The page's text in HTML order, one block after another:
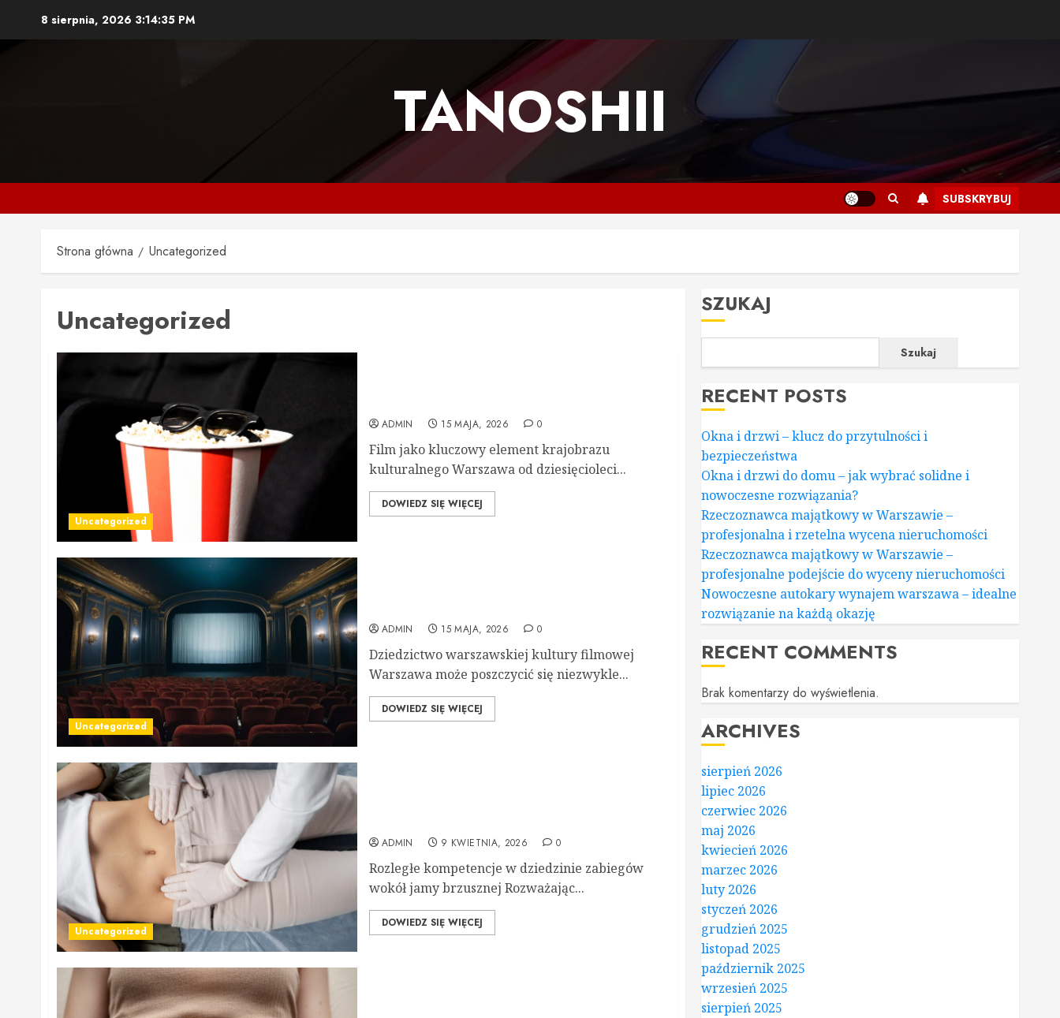
8 sierpnia, 2026 3:14:36 PM
TANOSHII
SUBSKRYBUJ
Strona główna Uncategorized
Uncategorized
Uncategorized
ADMIN 15 MAJA, 2026 0
Film jako kluczowy element krajobrazu
kulturalnego Warszawa od dziesięcioleci...
DOWIEDZ SIĘ WIĘCEJ
Uncategorized
ADMIN 15 MAJA, 2026 0
Dziedzictwo warszawskiej kultury filmowej
Warszawa może poszczycić się niezwykle...
DOWIEDZ SIĘ WIĘCEJ
Uncategorized
ADMIN 9 KWIETNIA, 2026 0
Rozległe kompetencje w dziedzinie zabiegów
wokół jamy brzusznej Rozważając...
DOWIEDZ SIĘ WIĘCEJ
SZUKAJ
Szukaj
RECENT POSTS
Okna i drzwi – klucz do przytulności i
bezpieczeństwa
Okna i drzwi do domu – jak wybrać solidne i
nowoczesne rozwiązania?
Rzeczoznawca majątkowy w Warszawie –
profesjonalna i rzetelna wycena nieruchomości
Rzeczoznawca majątkowy w Warszawie –
profesjonalne podejście do wyceny nieruchomości
Nowoczesne autokary wynajem warszawa – idealne
rozwiązanie na każdą okazję
RECENT COMMENTS
Brak komentarzy do wyświetlenia.
ARCHIVES
sierpień 2026
lipiec 2026
czerwiec 2026
maj 2026
kwiecień 2026
marzec 2026
luty 2026
styczeń 2026
grudzień 2025
listopad 2025
październik 2025
wrzesień 2025
sierpień 2025